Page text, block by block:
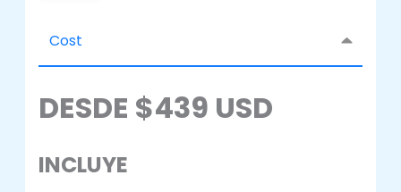
Cost
DESDE $439 USD
INCLUYE